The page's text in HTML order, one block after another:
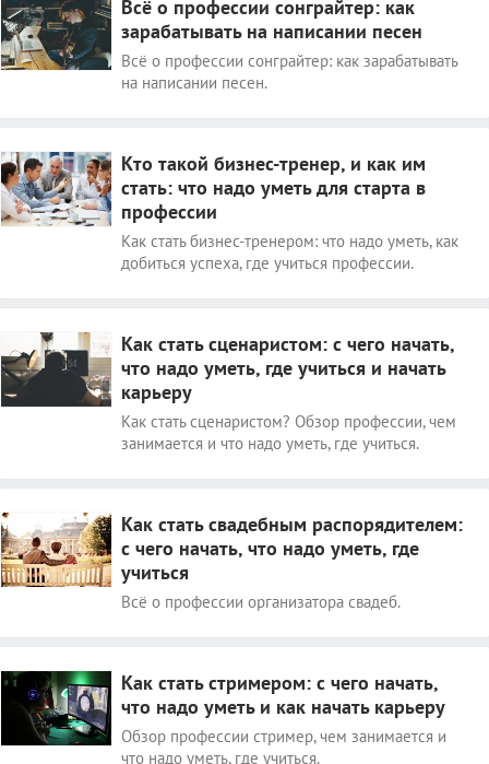
Всё о профессии сонграйтер: как
зарабатывать на написании песен
Всё о профессии сонграйтер: как зарабатывать
на написании песен.
Кто такой бизнес-тренер, и как им
стать: что надо уметь для старта в
профессии
Как стать бизнес-тренером: что надо уметь, как
добиться успеха, где учиться профессии.
Как стать сценаристом: с чего начать,
что надо уметь, где учиться и начать
карьеру
Как стать сценаристом? Обзор профессии, чем
занимается и что надо уметь, где учиться.
Как стать свадебным распорядителем:
с чего начать, что надо уметь, где
учиться
Всё о профессии организатора свадеб.
Как стать стримером: с чего начать,
что надо уметь и как начать карьеру
Обзор профессии стример, чем занимается и
что надо уметь, где учиться.